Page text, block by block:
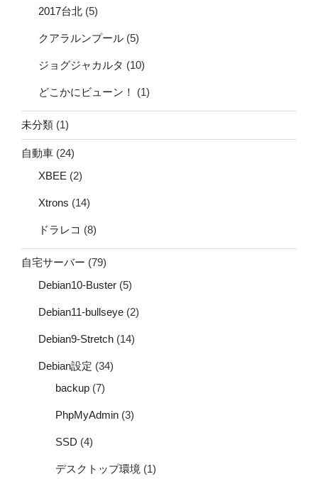
2017台北 (5)
クアラルンプール (5)
ジョグジャカルタ (10)
どこかにビューン！ (1)
未分類 (1)
自動車 (24)
XBEE (2)
Xtrons (14)
ドラレコ (8)
自宅サーバー (79)
Debian10-Buster (5)
Debian11-bullseye (2)
Debian9-Stretch (14)
Debian設定 (34)
backup (7)
PhpMyAdmin (3)
SSD (4)
デスクトップ環境 (1)